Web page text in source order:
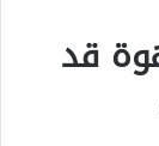
قد